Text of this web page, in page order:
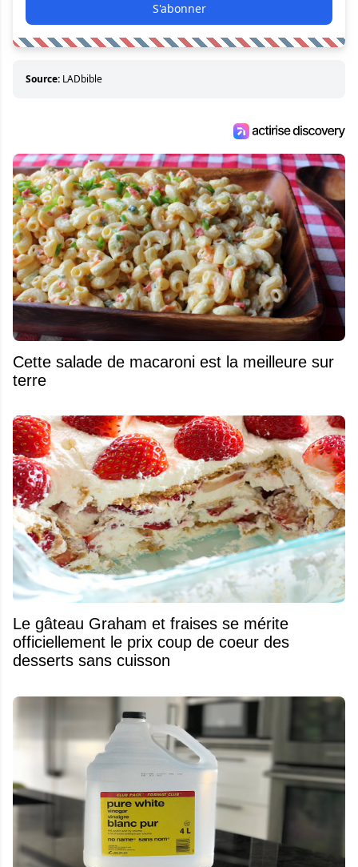
S'abonner
Source: LADbible
Cette salade de macaroni est la meilleure sur
terre
Le gâteau Graham et fraises se mérite
officiellement le prix coup de coeur des
desserts sans cuisson